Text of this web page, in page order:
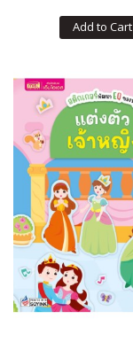
Add to Cart